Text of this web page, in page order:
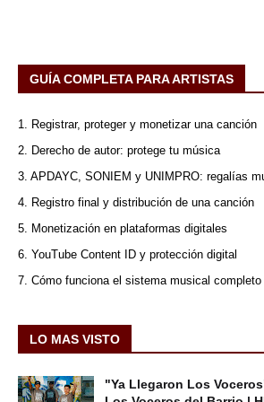
GUÍA COMPLETA PARA ARTISTAS
1. Registrar, proteger y monetizar una canción
2. Derecho de autor: protege tu música
3. APDAYC, SONIEM y UNIMPRO: regalías
4. Registro final y distribución de una canción
5. Monetización en plataformas digitales
6. YouTube Content ID y protección digital
7. Cómo funciona el sistema musical completo
LO MAS VISTO
"Ya Llegaron Los